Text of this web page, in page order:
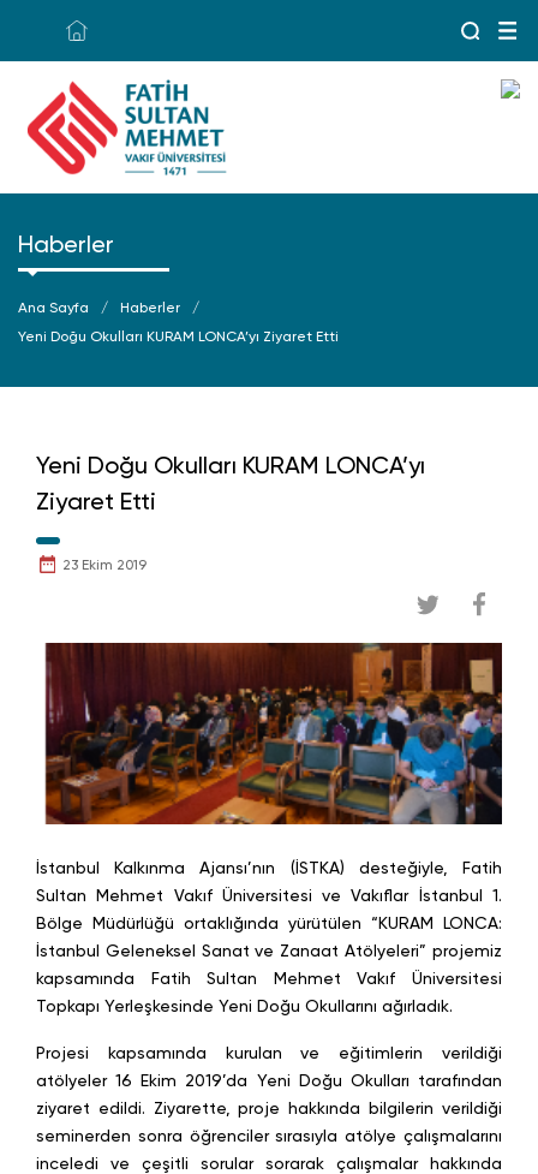
Haberler
Ana Sayfa
Haberler
Yeni Doğu Okulları KURAM LONCA’yı Ziyaret Etti
Yeni Doğu Okulları KURAM LONCA’yı
Ziyaret Etti
23 Ekim 2019
İstanbul Kalkınma Ajansı’nın (İSTKA) desteğiyle, Fatih
Sultan Mehmet Vakıf Üniversitesi ve Vakıflar İstanbul 1.
Bölge Müdürlüğü ortaklığında yürütülen “KURAM LONCA:
İstanbul Geleneksel Sanat ve Zanaat Atölyeleri” projemiz
kapsamında Fatih Sultan Mehmet Vakıf Üniversitesi
Topkapı Yerleşkesinde Yeni Doğu Okullarını ağırladık.
Projesi kapsamında kurulan ve eğitimlerin verildiği
atölyeler 16 Ekim 2019’da Yeni Doğu Okulları tarafından
ziyaret edildi. Ziyarette, proje hakkında bilgilerin verildiği
seminerden sonra öğrenciler sırasıyla atölye çalışmalarını
inceledi ve çeşitli sorular sorarak çalışmalar hakkında